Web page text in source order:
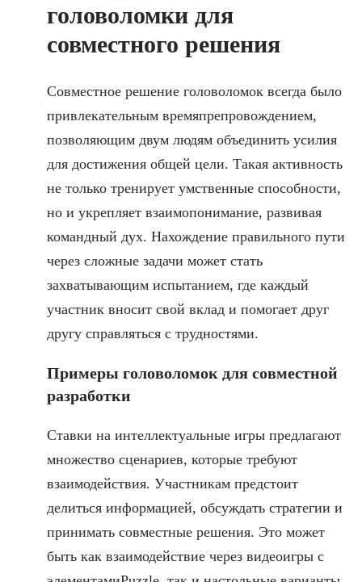
головоломки для
совместного решения
Совместное решение головоломок всегда было
привлекательным времяпрепровождением,
позволяющим двум людям объединить усилия
для достижения общей цели. Такая активность
не только тренирует умственные способности,
но и укрепляет взаимопонимание, развивая
командный дух. Нахождение правильного пути
через сложные задачи может стать
захватывающим испытанием, где каждый
участник вносит свой вклад и помогает друг
другу справляться с трудностями.
Примеры головоломок для совместной
разработки
Ставки на интеллектуальные игры предлагают
множество сценариев, которые требуют
взаимодействия. Участникам предстоит
делиться информацией, обсуждать стратегии и
принимать совместные решения. Это может
быть как взаимодействие через видеоигры с